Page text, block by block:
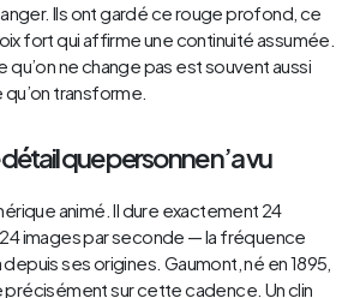
Ils ont gardé ce rouge profond, ce
fort qui affirme une continuité assumée.
qu’on ne change pas est souvent aussi
transforme.
que personne n’a vu
animé. Il dure exactement 24
images par seconde — la fréquence
ses origines. Gaumont, né en 1895,
précisément sur cette cadence. Un clin